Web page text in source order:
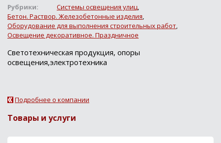
Рубрики:
Системы освещения улиц,
Бетон. Раствор. Железобетонные изделия,
Оборудование для выполнения строительных работ,
Освещение декоративное. Праздничное
Светотехническая продукция, опоры
освещения,электротехника
Подробнее о компании
Товары и услуги